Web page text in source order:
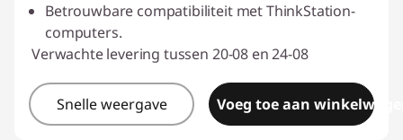
Betrouwbare compatibiliteit met ThinkStation-
computers.
Verwachte levering tussen 20-08 en 24-08
Snelle weergave Voeg toe aan